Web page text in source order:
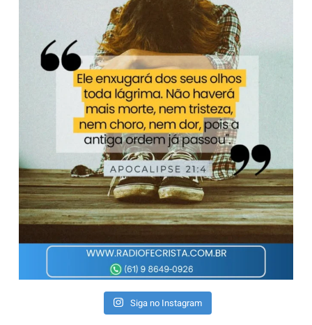
Siga no Instagram